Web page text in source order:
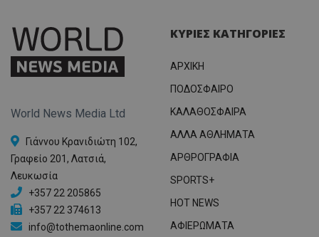
World News Media Ltd
Γιάννου Κρανιδιώτη 102,
Γραφείο 201, Λατσιά,
Λευκωσία
+357 22 205865
+357 22 374613
info@tothemaonline.com
ΚΥΡΙΕΣ ΚΑΤΗΓΟΡΙΕΣ
ΑΡΧΙΚΗ
ΠΟΔΟΣΦΑΙΡΟ
ΚΑΛΑΘΟΣΦΑΙΡΑ
ΑΛΛΑ ΑΘΛΗΜΑΤΑ
ΑΡΘΡΟΓΡΑΦΙΑ
SPORTS+
HOT NEWS
ΑΦΙΕΡΩΜΑΤΑ